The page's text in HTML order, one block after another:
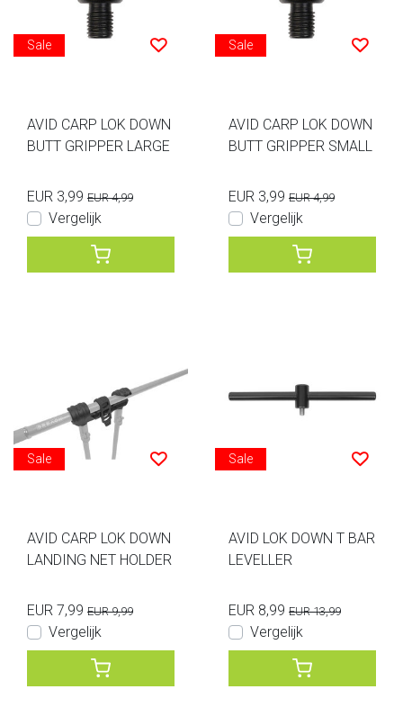
Sale
AVID CARP LOK DOWN
BUTT GRIPPER LARGE
EUR 3,99 EUR 4,99
Vergelijk
Sale
AVID CARP LOK DOWN
BUTT GRIPPER SMALL
EUR 3,99 EUR 4,99
Vergelijk
Sale
AVID CARP LOK DOWN
LANDING NET HOLDER
EUR 7,99 EUR 9,99
Vergelijk
Sale
AVID LOK DOWN T BAR
LEVELLER
EUR 8,99 EUR 13,99
Vergelijk